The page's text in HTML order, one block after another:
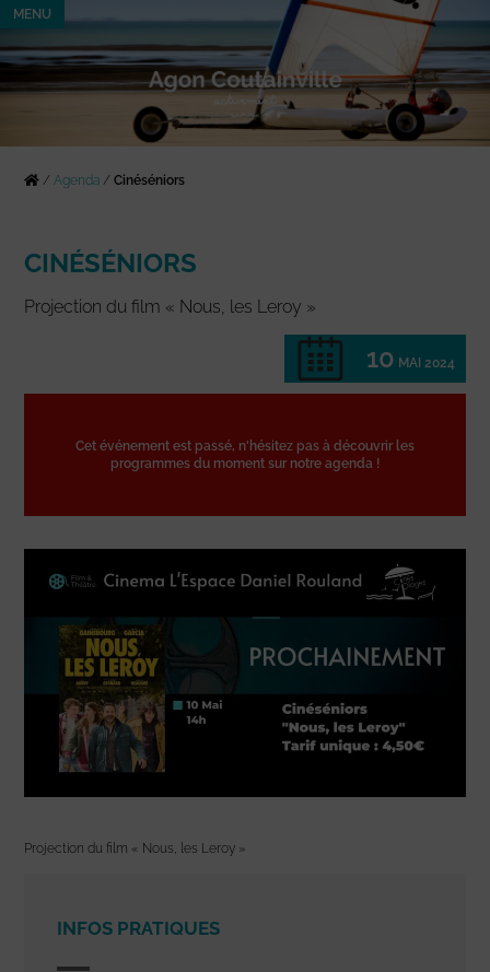
MENU
/Agenda /Cinéséniors
CINÉSÉNIORS
Projection du film « Nous, les Leroy »
10 MAI 2024
Cet événement est passé, n'hésitez pas à découvrir les
programmes du moment sur notre agenda !
Projection du film « Nous, les Leroy »
INFOS PRATIQUES